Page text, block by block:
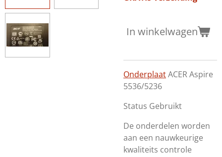
In winkelwagen
OnderplaatACER Aspire
5536/5236
Status Gebruikt
De onderdelen worden
aan een nauwkeurige
kwaliteits controle